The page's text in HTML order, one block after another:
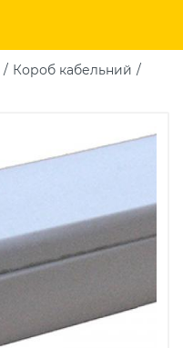
Короб кабельний